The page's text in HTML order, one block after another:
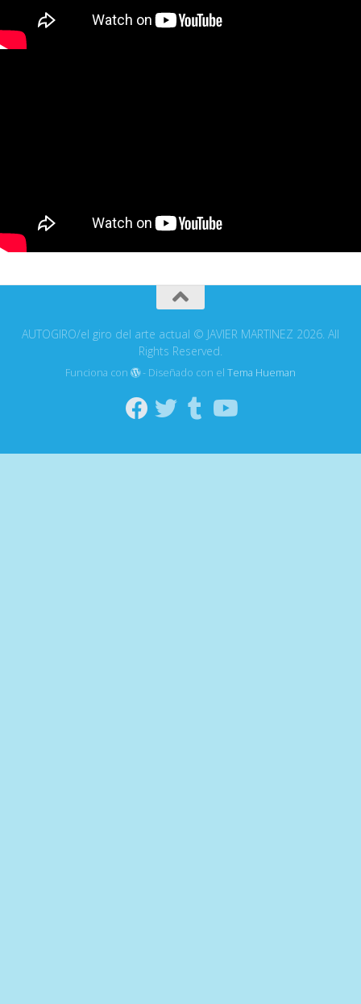
AUTOGIRO/el giro del arte actual © JAVIER MARTINEZ 2026. All
Rights Reserved.
Funciona con - Diseñado con elTema Hueman